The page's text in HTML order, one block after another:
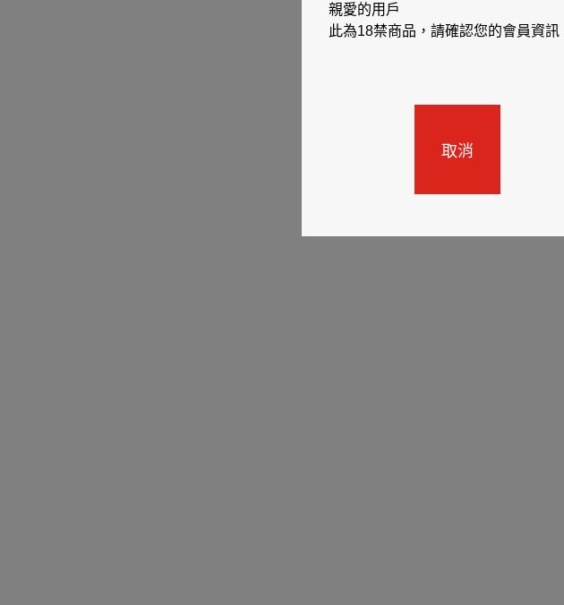
親愛的用戶
此為18禁商品，請確認您的會員資
取消